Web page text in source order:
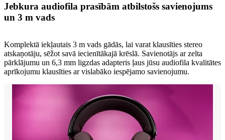
Jebkura audiofila prasībām atbilstošs savienojums
un 3 m vads
Komplektā iekļautais 3 m vads gādās, lai varat klausīties stereo
atskaņotāju, sēžot savā iecienītākajā krēslā. Savienotājs ar zelta
pārklājumu un 6,3 mm ligzdas adapteris ļaus jūsu audiofila kvalitātes
aprīkojumu klausīties ar vislabāko iespējamo savienojumu.